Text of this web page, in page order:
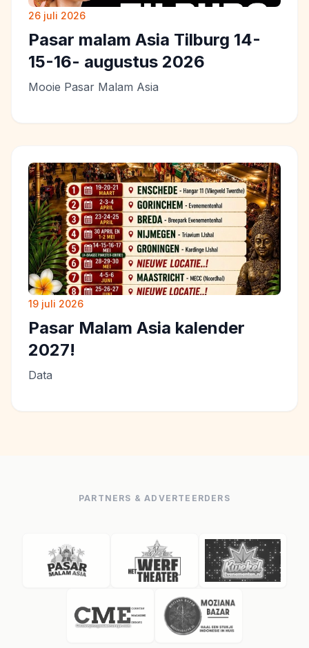
26 juli 2026
Pasar malam Asia Tilburg 14-
15-16- augustus 2026
Mooie Pasar Malam Asia
19 juli 2026
Pasar Malam Asia kalender
2027!
Data
PARTNERS & ADVERTEERDERS